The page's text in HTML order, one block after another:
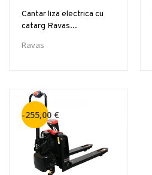
Cantar liza electrica cu
catarg Ravas...
Ravas
-255,00 €